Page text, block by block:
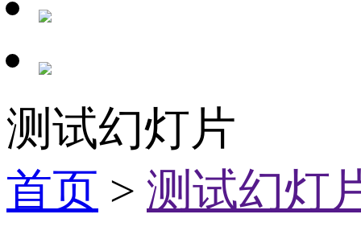
测试幻灯片
首页 > 测试幻灯